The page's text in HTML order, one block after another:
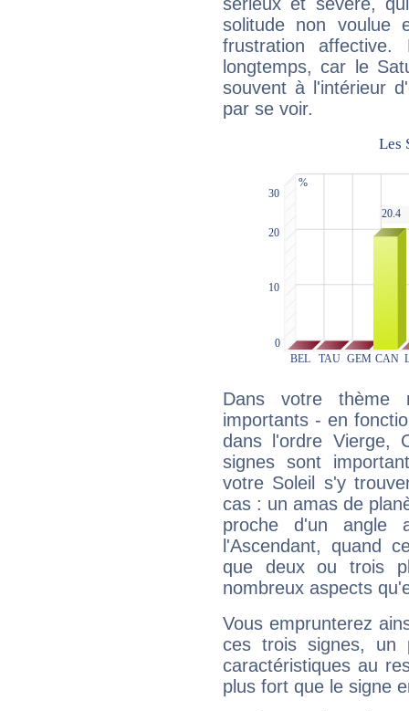
solitude non voulue
frustration
longtemps, car le
souvent à l'intérieur
par se voir.
Dans votre thème
importants - en
dans l'ordre Vierge,
signes sont
votre Soleil s'y
cas : un amas de
proche d'un
l'Ascendant, quand
que deux ou trois
nombreux aspects
Vous emprunterez
ces trois signes, un
caractéristiques au
plus fort que le signe